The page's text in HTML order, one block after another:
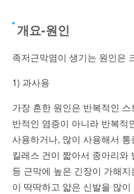
개요-원인
족저근막염이 생기는 원인은
1) 과사용
가장 흔한 원인은 반복적인
반적인 염증이 아니라 반복적
사용하거나, 많이 사용해서
킬레스 건이 짧아서 종아리와
등 근막에 높은 긴장이 가해
이 딱딱하고 얇은 신발을 많